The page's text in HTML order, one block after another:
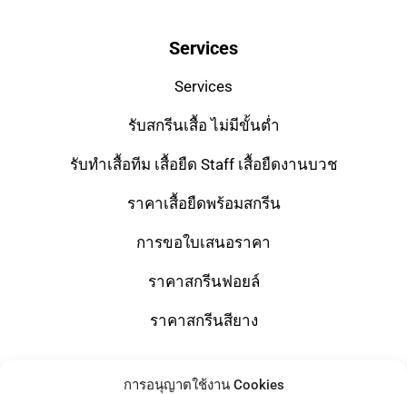
การอนุญาตใช้งาน Cookies
Services
Services
รับสกรีนเสื้อ ไม่มีขั้นต่ำ
รับทำเสื้อทีม เสื้อยืด Staff เสื้อยืดงานบวช
ราคาเสื้อยืดพร้อมสกรีน
การขอใบเสนอราคา
ราคาสกรีนฟอยล์
ราคาสกรีนสียาง